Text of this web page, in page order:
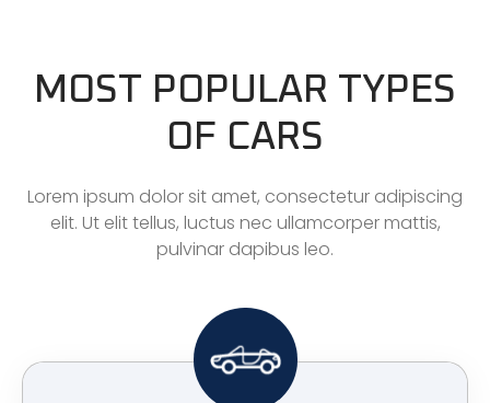
MOST POPULAR TYPES
OF CARS
Lorem ipsum dolor sit amet, consectetur adipiscing
elit. Ut elit tellus, luctus nec ullamcorper mattis,
pulvinar dapibus leo.